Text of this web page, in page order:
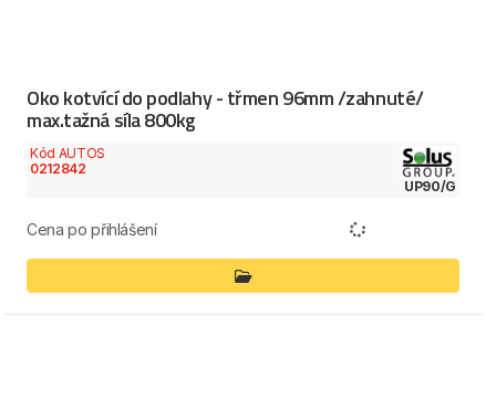
Oko kotvící do podlahy - třmen 96mm /zahnuté/
max.tažná síla 800kg
Kód AUTOS
0212842
UP90/G
Cena po přihlášení